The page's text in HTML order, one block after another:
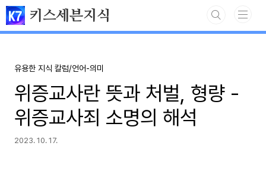
본문 바로가기
키스세븐지식
유용한 지식 칼럼/언어-의미
위증교사란 뜻과 처벌, 형량 -
위증교사죄 소명의 해석
2023. 10. 17.